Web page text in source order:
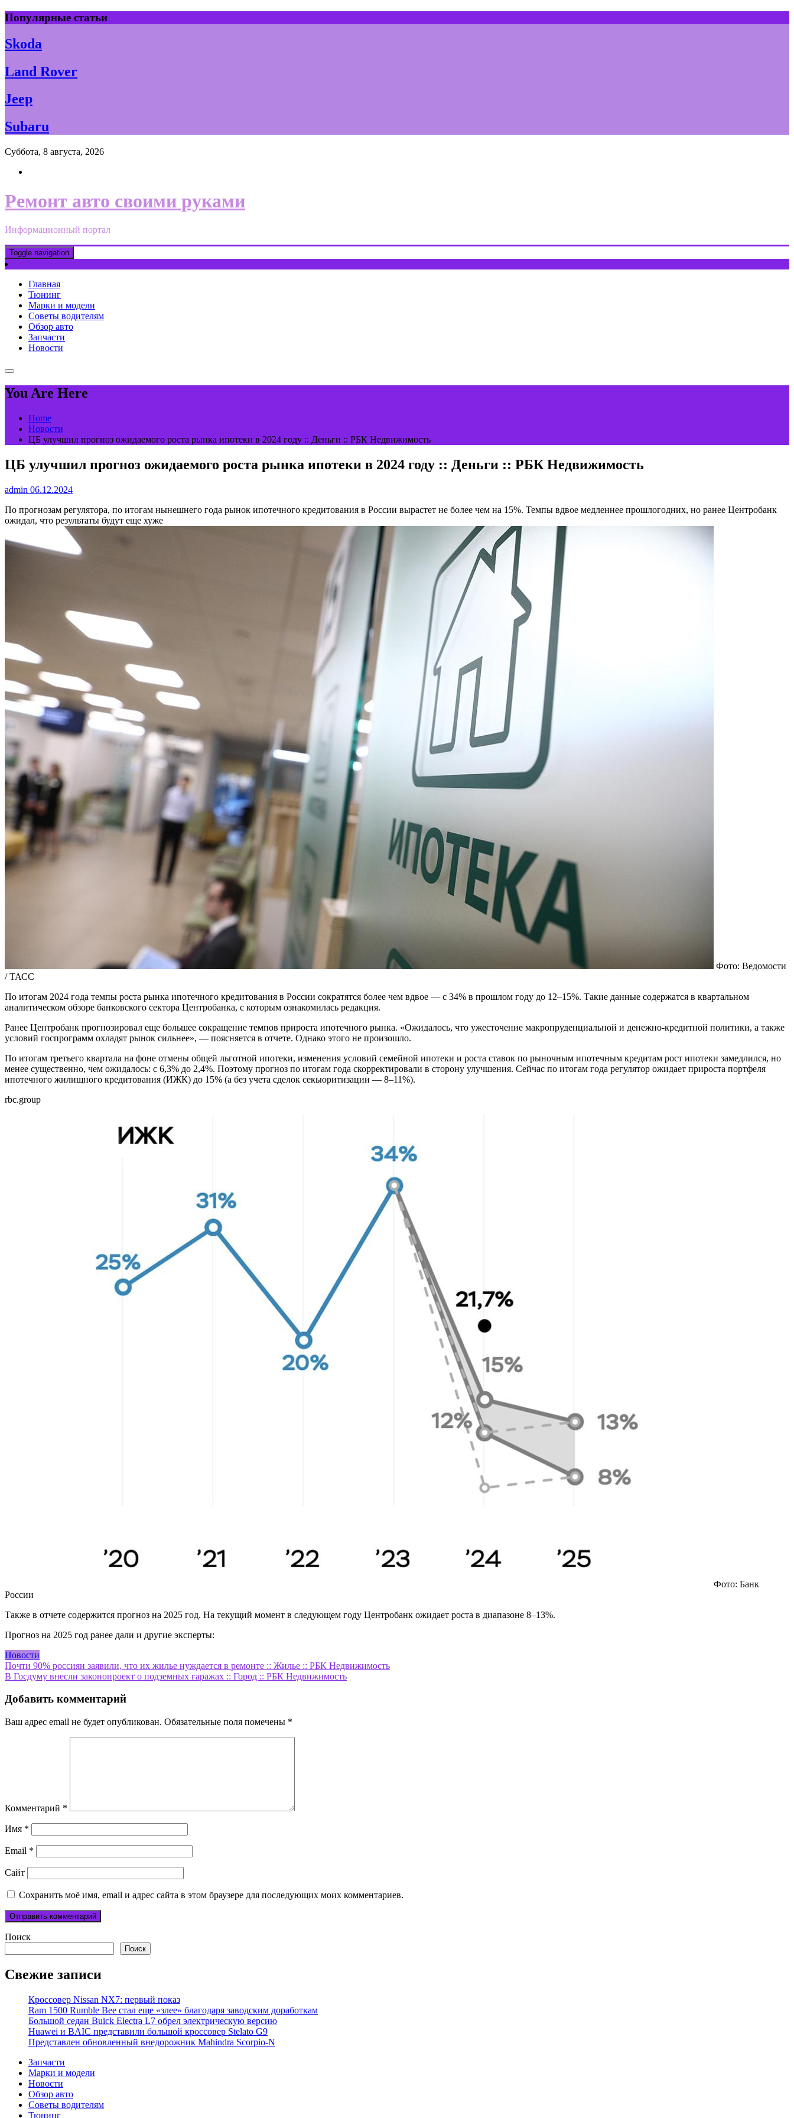
Skip
to
content
Популярные статьи
Skoda
Land Rover
Jeep
Subaru
Суббота, 8 августа, 2026
Ремонт авто своими руками
Информационный портал
Toggle navigation
Главная
Тюнинг
Марки и модели
Советы водителям
Обзор авто
Запчасти
Новости
You Are Here
Home
Новости
ЦБ улучшил прогноз ожидаемого роста рынка ипотеки в 2024 году :: Деньги :: РБК Недвижимость
ЦБ улучшил прогноз ожидаемого роста рынка ипотеки в 2024 году :: Деньги :: РБК Недвижимость
admin 06.12.2024
По прогнозам регулятора, по итогам нынешнего года рынок ипотечного кредитования в России вырастет не более чем на 15%. Темпы вдвое медленнее прошлогодних, но ранее Центробанк
ожидал, что результаты будут еще хуже
Фото: Ведомости
/ ТАСС
По итогам 2024 года темпы роста рынка ипотечного кредитования в России сократятся более чем вдвое — с 34% в прошлом году до 12–15%. Такие данные содержатся в квартальном
аналитическом обзоре банковского сектора Центробанка, с которым ознакомилась редакция.
Ранее Центробанк прогнозировал еще большее сокращение темпов прироста ипотечного рынка. «Ожидалось, что ужесточение макропруденциальной и денежно-кредитной политики, а также
условий госпрограмм охладят рынок сильнее», — поясняется в отчете. Однако этого не произошло.
По итогам третьего квартала на фоне отмены общей льготной ипотеки, изменения условий семейной ипотеки и роста ставок по рыночным ипотечным кредитам рост ипотеки замедлился, но
менее существенно, чем ожидалось: с 6,3% до 2,4%. Поэтому прогноз по итогам года скорректировали в сторону улучшения. Сейчас по итогам года регулятор ожидает прироста портфеля
ипотечного жилищного кредитования (ИЖК) до 15% (а без учета сделок секьюритизации — 8–11%).
rbc.group
Фото: Банк
России
Также в отчете содержится прогноз на 2025 год. На текущий момент в следующем году Центробанк ожидает роста в диапазоне 8–13%.
Прогноз на 2025 год ранее дали и другие эксперты:
Новости
Навигация
по
записям
Почти 90% россиян заявили, что их жилье нуждается в ремонте :: Жилье :: РБК Недвижимость
В Госдуму внесли законопроект о подземных гаражах :: Город :: РБК Недвижимость
Добавить комментарий
Ваш адрес email не будет опубликован. Обязательные поля помечены *
Комментарий *
Имя *
Email *
Сайт
Сохранить моё имя, email и адрес сайта в этом браузере для последующих моих комментариев.
Поиск
Поиск
Свежие записи
Кроссовер Nissan NX7: первый показ
Ram 1500 Rumble Bee стал еще «злее» благодаря заводским доработкам
Большой седан Buick Electra L7 обрел электрическую версию
Huawei и BAIC представили большой кроссовер Stelato G9
Представлен обновленный внедорожник Mahindra Scorpio-N
Запчасти
Марки и модели
Новости
Обзор авто
Советы водителям
Тюнинг